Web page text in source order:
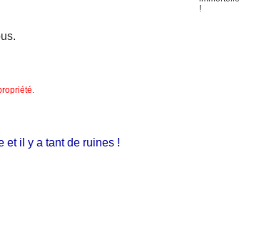
il y a tant de ruines !